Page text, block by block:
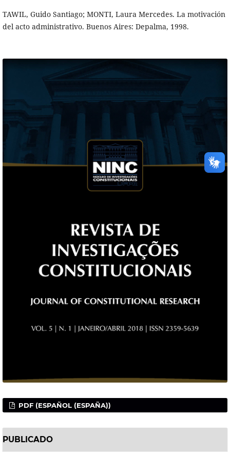
TAWIL, Guido Santiago; MONTI, Laura Mercedes. La motivación
del acto administrativo. Buenos Aires: Depalma, 1998.
PDF (ESPAÑOL (ESPAÑA))
PUBLICADO